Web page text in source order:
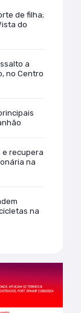
de filha;
do
a
no Centro
e recupera
na
na